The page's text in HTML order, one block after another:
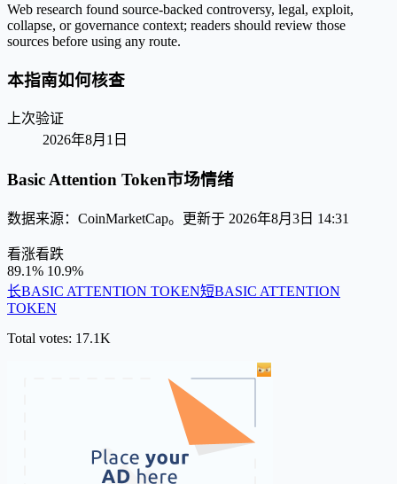
Web research found source-backed controversy, legal, exploit,
collapse, or governance context; readers should review those
sources before using any route.
本指南如何核查
上次验证
2026年8月1日
Basic Attention Token市场情绪
数据来源：CoinMarketCap。更新于 2026年8月3日 14:31
看涨看跌
89.1% 10.9%
长BASIC ATTENTION TOKEN短BASIC ATTENTION
TOKEN
Total votes: 17.1K